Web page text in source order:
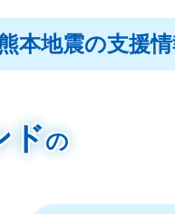
本地震の支援
ドの